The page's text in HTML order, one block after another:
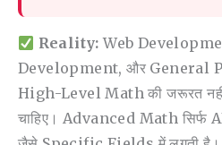
Reality: Web
Development, और General
High-Level Math की जरूरत
चाहिए। Advanced Math